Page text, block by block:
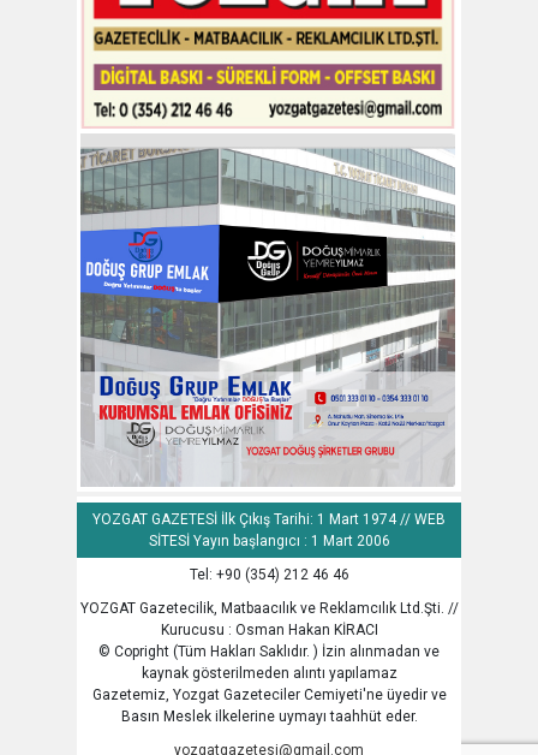
YOZGAT GAZETESİ İlk Çıkış Tarihi: 1 Mart 1974 // WEB
SİTESİ Yayın başlangıcı : 1 Mart 2006
Tel: +90 (354) 212 46 46
YOZGAT Gazetecilik, Matbaacılık ve Reklamcılık Ltd.Şti. //
Kurucusu : Osman Hakan KİRACI
© Copright (Tüm Hakları Saklıdır. ) İzin alınmadan ve
kaynak gösterilmeden alıntı yapılamaz
Gazetemiz, Yozgat Gazeteciler Cemiyeti'ne üyedir ve
Basın Meslek ilkelerine uymayı taahhüt eder.
yozgatgazetesi@gmail.com